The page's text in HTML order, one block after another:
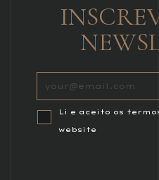
Li e aceito os
website